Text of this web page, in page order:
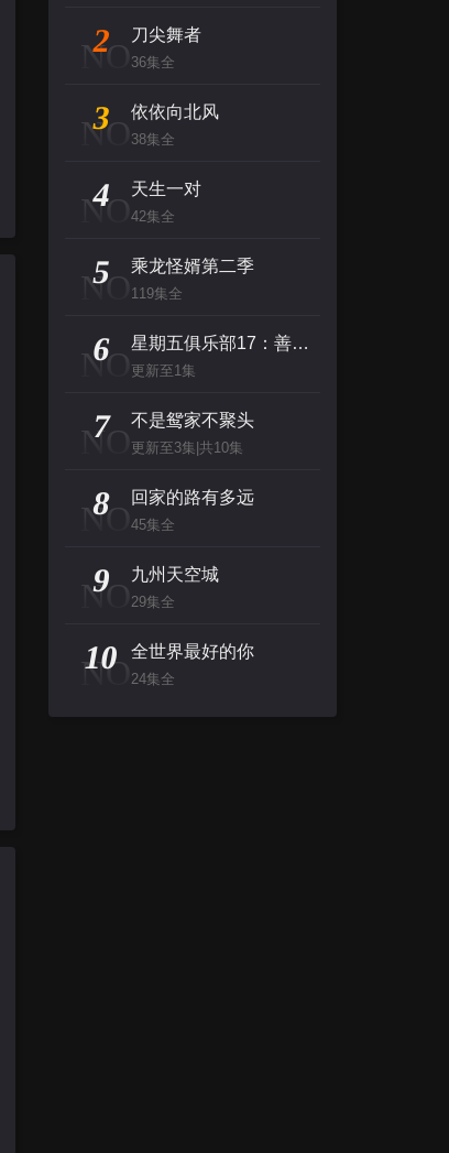
背后
创：战纪
主演：杨谨华,林思廷,詹子萱,狄志杰,李宗霖
惊人的星期六
NO
2 刀尖舞者
36集全
NO
3 依依向北风
38集全
NO
4 天生一对
42集全
NO
5 乘龙怪婿第二季
119集全
NO
6 星期五俱乐部17：善良赢得人心
更新至1集
NO
7 不是鸳家不聚头
更新至3集|共10集
NO
8 回家的路有多远
45集全
NO
9 九州天空城
29集全
NO
10 全世界最好的你
24集全